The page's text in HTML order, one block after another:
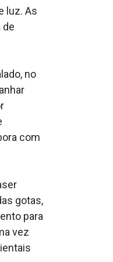
luz. As
de
no
com
gotas,
para
vez